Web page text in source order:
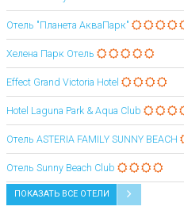
Отель "Планета АкваПарк"
Хелена Парк Отель
Effect Grand Victoria Hotel
Hotel Laguna Park & Aqua Club
Oтель ASTERIA FAMILY SUNNY BEACH
Oтель Sunny Beach Club
ПОКАЗАТЬ ВСЕ ОТЕЛИ